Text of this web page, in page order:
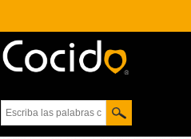
Escriba las palabras
clave.